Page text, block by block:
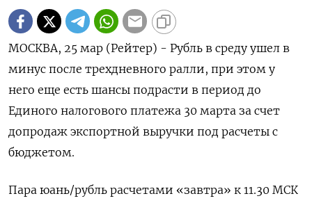
МОСКВА, 25 мар (Рейтер) - Рубль в среду ушел в
минус после трехдневного ралли, при этом у
него еще есть шансы подрасти в период до
Единого налогового платежа 30 марта за счет
допродаж экспортной выручки под расчеты с
‌бюджетом.
Пара юань/рубль расчетами «завтра» к 11.30 МСК